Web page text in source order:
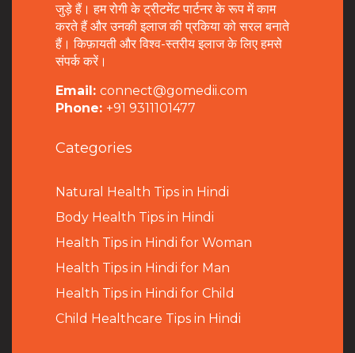
जुड़े हैं। हम रोगी के ट्रीटमेंट पार्टनर के रूप में काम
करते हैं और उनकी इलाज की प्रकिया को सरल बनाते
हैं। किफ़ायती और विश्व-स्तरीय इलाज के लिए हमसे
संपर्क करें।
Email: connect@gomedii.com
Phone: +91 9311101477
Categories
Natural Health Tips in Hindi
Body Health Tips in Hindi
Health Tips in Hindi for Woman
Health Tips in Hindi for Man
Health Tips in Hindi for Child
Child Healthcare Tips in Hindi